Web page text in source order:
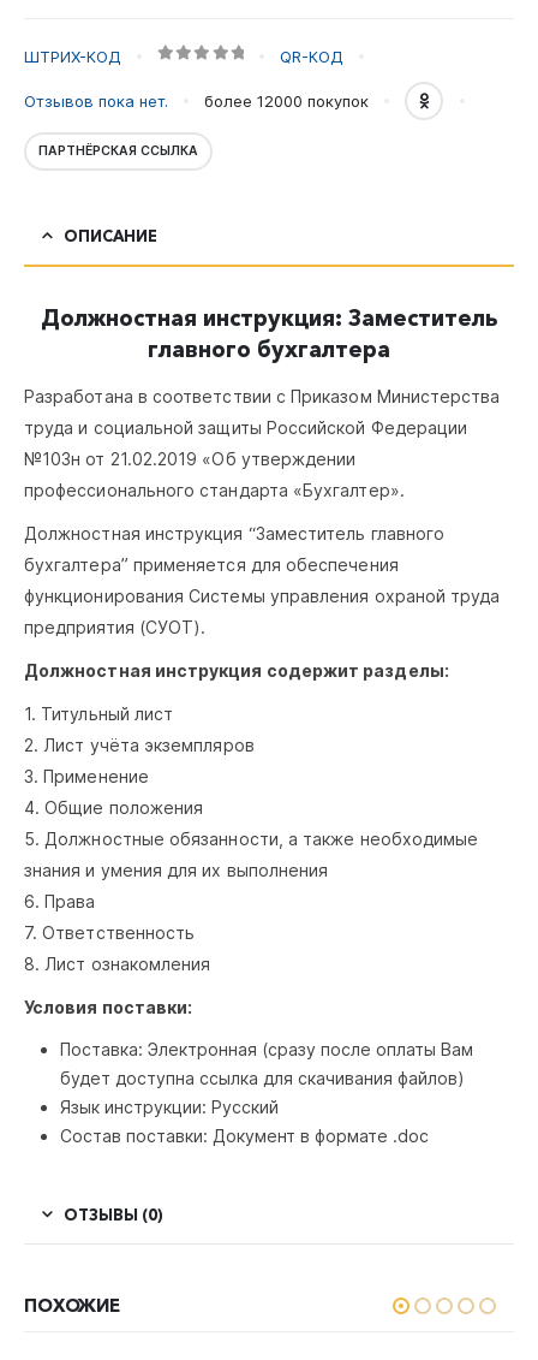
ШТРИХ-КОД QR-КОД
Отзывов пока нет. более 12000 покупок
ПАРТНЁРСКАЯ ССЫЛКА
ОПИСАНИЕ
Должностная инструкция: Заместитель
главного бухгалтера
Разработана в соответствии с Приказом Министерства
труда и социальной защиты Российской Федерации
№103н от 21.02.2019 «Об утверждении
профессионального стандарта «Бухгалтер».
Должностная инструкция “Заместитель главного
бухгалтера” применяется для обеспечения
функционирования Системы управления охраной труда
предприятия (СУОТ).
Должностная инструкция содержит разделы:
1. Титульный лист
2. Лист учёта экземпляров
3. Применение
4. Общие положения
5. Должностные обязанности, а также необходимые
знания и умения для их выполнения
6. Права
7. Ответственность
8. Лист ознакомления
Условия поставки:
Поставка: Электронная (сразу после оплаты Вам
будет доступна ссылка для скачивания файлов)
Язык инструкции: Русский
Состав поставки: Документ в формате .doc
ОТЗЫВЫ (0)
ПОХОЖИЕ